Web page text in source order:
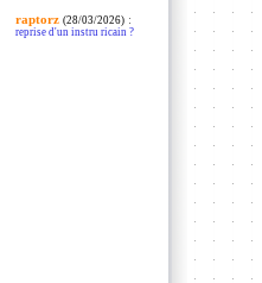
raptorz (28/03/2026):
reprise d'un instru ricain ?